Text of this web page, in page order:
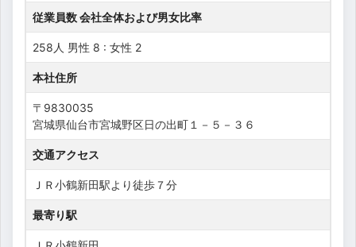
従業員数 会社全体および男女比率
258人 男性 8 : 女性 2
本社住所
〒9830035
宮城県仙台市宮城野区日の出町１－５－３６
交通アクセス
ＪＲ小鶴新田駅より徒歩７分
最寄り駅